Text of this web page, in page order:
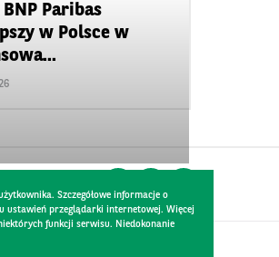
BNP Paribas
w Polsce w
Szczegółowe informacje o
ustawień przeglądarki internetowej. Więcej
funkcji serwisu. Niedokonanie